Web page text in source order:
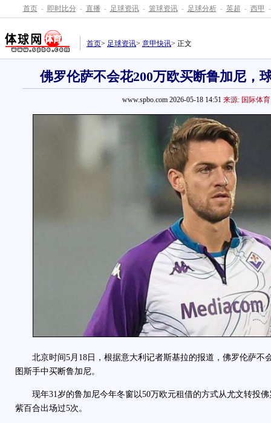
首页 - 即时比分 - 直播 - 足球资讯 - 篮球资讯 - 足球分析 - 英超 - 西甲 -
首页> 足球资讯> 意甲快讯> 正文
佛罗伦萨不会花200万欧买断鲁加尼，
www.spbo.com 2026-05-18 14:51 来源: 国际体育
北京时间5月18日，根据意大利记者斯基拉的报道，佛罗伦萨不
图斯手中买断鲁加尼。
现年31岁的鲁加尼今年冬窗以50万欧元租借的方式从尤文转投佛
紫百合出场过5次。